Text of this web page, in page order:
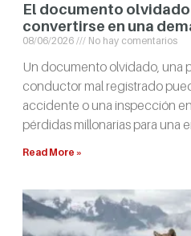
El documento
convertirse en una
08/06/2026 No hay comentarios
Un documento olvidado, una
conductor mal registrado
accidente o una inspección
pérdidas millonarias para una
Read More »